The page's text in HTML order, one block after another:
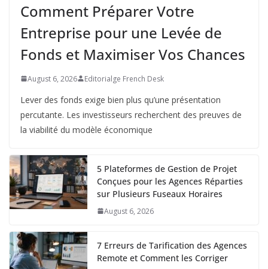
Comment Préparer Votre
Entreprise pour une Levée de
Fonds et Maximiser Vos Chances
August 6, 2026 Editorialge French Desk
Lever des fonds exige bien plus qu’une présentation
percutante. Les investisseurs recherchent des preuves de
la viabilité du modèle économique
5 Plateformes de Gestion de Projet
Conçues pour les Agences Réparties
sur Plusieurs Fuseaux Horaires
August 6, 2026
7 Erreurs de Tarification des Agences
Remote et Comment les Corriger